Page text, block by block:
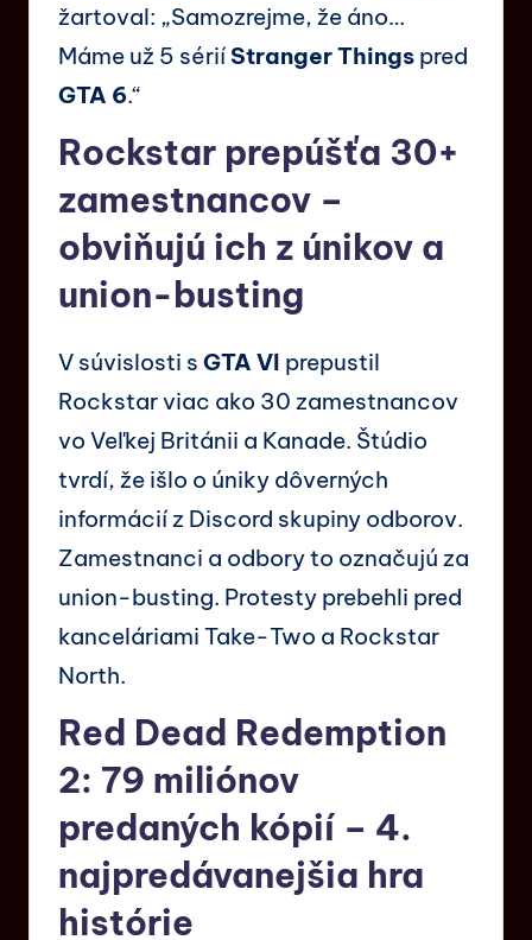
žartoval: „Samozrejme, že áno…
Máme už 5 sérií Stranger Things pred
GTA 6.“
Rockstar prepúšťa 30+
zamestnancov –
obviňujú ich z únikov a
union-busting
V súvislosti s GTA VI prepustil
Rockstar viac ako 30 zamestnancov
vo Veľkej Británii a Kanade. Štúdio
tvrdí, že išlo o úniky dôverných
informácií z Discord skupiny odborov.
Zamestnanci a odbory to označujú za
union-busting. Protesty prebehli pred
kanceláriami Take-Two a Rockstar
North.
Red Dead Redemption
2: 79 miliónov
predaných kópií – 4.
najpredávanejšia hra
histórie